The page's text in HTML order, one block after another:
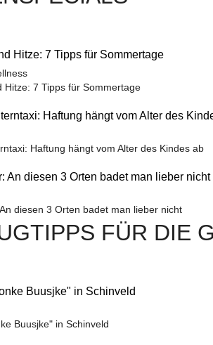
Hitze: 7 Tipps für Sommertage
Hitze: 7 Tipps für Sommertage
Haftung hängt vom Alter des
Haftung hängt vom Alter des Kindes ab
An diesen 3 Orten badet man lieber nicht
diesen 3 Orten badet man lieber nicht
FÜR DIE
Buusjke" in Schinveld
Buusjke" in Schinveld